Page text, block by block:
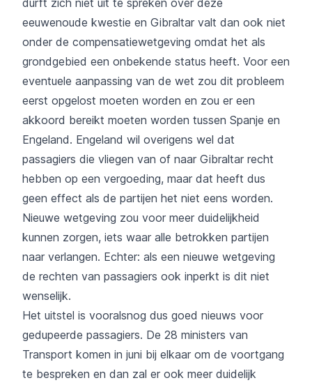
eeuwenoude kwestie en Gibraltar valt dan ook niet
onder de compensatiewetgeving omdat het als
grondgebied een onbekende status heeft. Voor een
eventuele aanpassing van de wet zou dit probleem
eerst opgelost moeten worden en zou er een
akkoord bereikt moeten worden tussen Spanje en
Engeland. Engeland wil overigens wel dat
passagiers die vliegen van of naar Gibraltar recht
hebben op een vergoeding, maar dat heeft dus
geen effect als de partijen het niet eens worden.
Nieuwe wetgeving zou voor meer duidelijkheid
kunnen zorgen, iets waar alle betrokken partijen
naar verlangen. Echter: als een nieuwe wetgeving
de rechten van passagiers ook inperkt is dit niet
wenselijk.
Het uitstel is vooralsnog dus goed nieuws voor
gedupeerde passagiers. De 28 ministers van
Transport komen in juni bij elkaar om de voortgang
te bespreken en dan zal er ook meer duidelijk